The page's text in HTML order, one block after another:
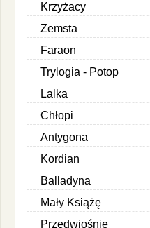
Krzyżacy
Zemsta
Faraon
Trylogia - Potop
Lalka
Chłopi
Antygona
Kordian
Balladyna
Mały Książę
Przedwiośnie